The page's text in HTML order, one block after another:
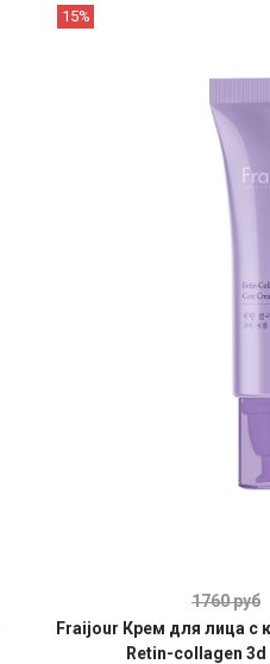
15%
1760 руб
Fraijour Крем для лица с
Retin-collagen